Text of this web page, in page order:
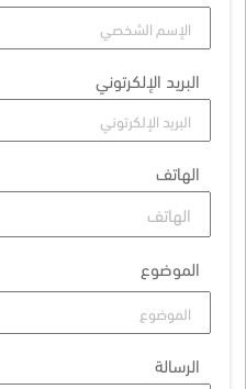
البريد الإلكرتوني
الهاتف
الموضوع
الرسالة